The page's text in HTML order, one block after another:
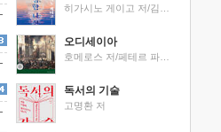
오디세이아
독서의 기술
고명환 저